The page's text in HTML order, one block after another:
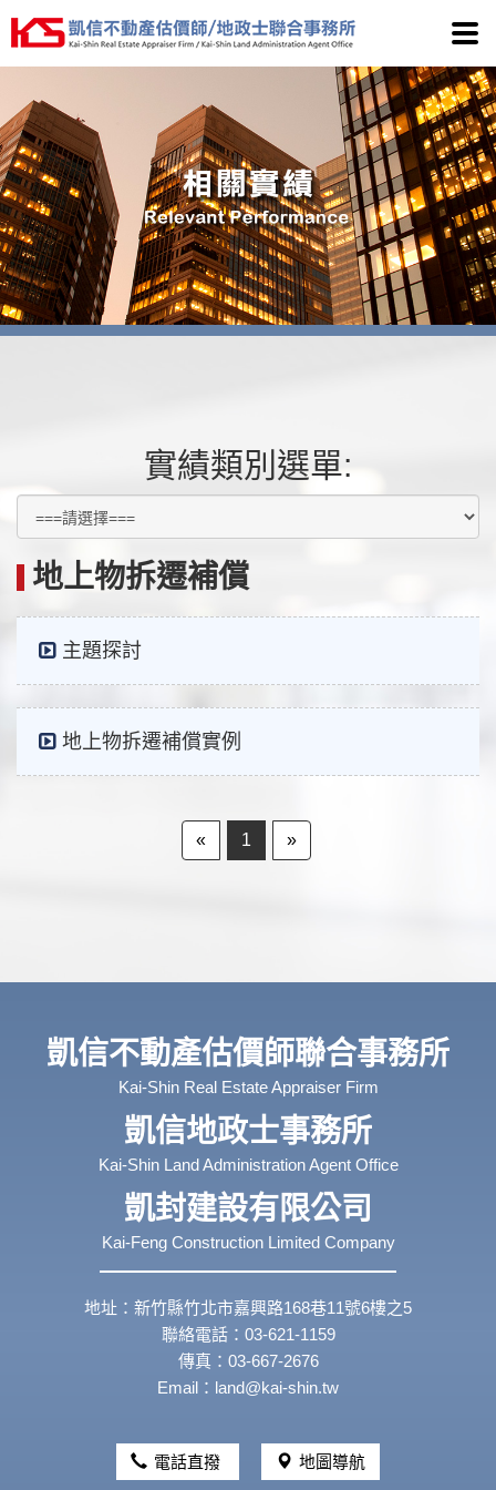
實績類別選單:
地上物拆遷補償
主題探討
地上物拆遷補償實例
« 1 »
凱信不動產估價師聯合事務所
Kai-Shin Real Estate Appraiser Firm
凱信地政士事務所
Kai-Shin Land Administration Agent Office
凱封建設有限公司
Kai-Feng Construction Limited Company
地址：新竹縣竹北市嘉興路168巷11號6樓之5
聯絡電話：03-621-1159
傳真：03-667-2676
Email：land@kai-shin.tw
電話直撥 地圖導航
凱